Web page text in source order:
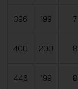
396 199 7
400 200 8
446 199 8